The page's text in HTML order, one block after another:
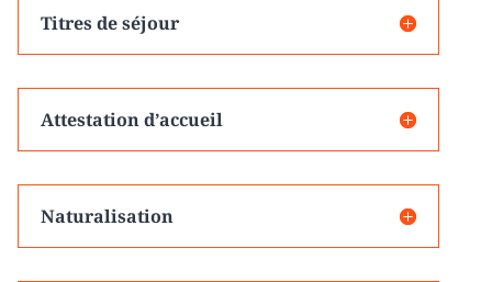
Titres de séjour
Attestation d’accueil
Naturalisation